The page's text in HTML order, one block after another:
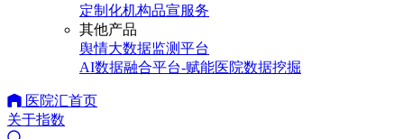
定制化机构品宣服务
其他产品
舆情大数据监测平台
AI数据融合平台-赋能医院数据挖掘
医院汇首页
关于指数